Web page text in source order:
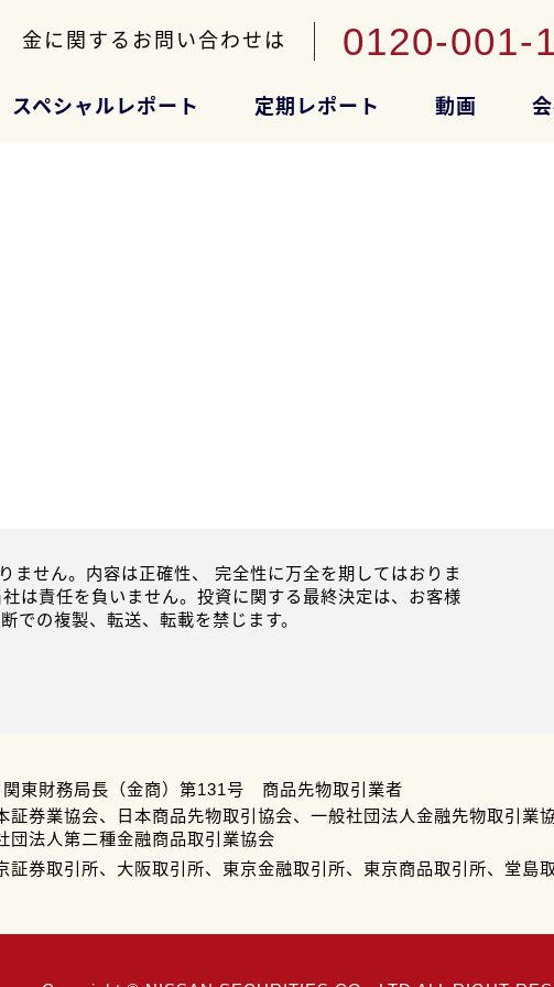
金に関するお問い合わせは 0120-001-
スペシャルレポート 定期レポート 動画
ません。内容は正確性、 完全性に万全を期してはおりま
は責任を負いません。投資に関する最終決定は、お客様
での複製、転送、転載を禁じます。
東財務局長（金商）第131号 商品先物取引業者
証券業協会、日本商品先物取引協会、一般社団法人金融先物取引業
団法人第二種金融商品取引業協会
証券取引所、大阪取引所、東京金融取引所、東京商品取引所、堂島